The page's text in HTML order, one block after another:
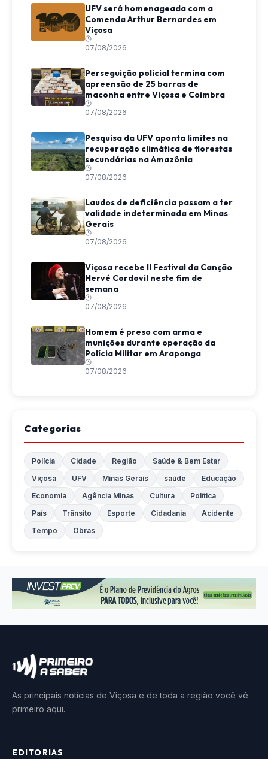
UFV será homenageada com a
Comenda Arthur Bernardes em
Viçosa
07/08/2026
Perseguição policial termina com
apreensão de 25 barras de
maconha entre Viçosa e Coimbra
07/08/2026
Pesquisa da UFV aponta limites na
recuperação climática de florestas
secundárias na Amazônia
07/08/2026
Laudos de deficiência passam a ter
validade indeterminada em Minas
Gerais
07/08/2026
Viçosa recebe II Festival da Canção
Hervé Cordovil neste fim de
semana
07/08/2026
Homem é preso com arma e
munições durante operação da
Polícia Militar em Araponga
07/08/2026
Categorias
Polícia Cidade Região
Saúde & Bem Estar
Viçosa
UFV Minas Gerais saúde
Educação
Economia
Agência Minas Cultura
Política
País
Trânsito Esporte Cidadania
Acidente
Tempo
Obras
As principais notícias de Viçosa e de toda a região você vê
primeiro aqui.
EDITORIAS